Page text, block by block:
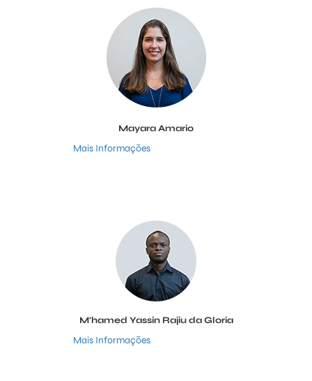
Mayara Amario
Mais Informações
M'hamed Yassin Rajiu da Gloria
Mais Informações